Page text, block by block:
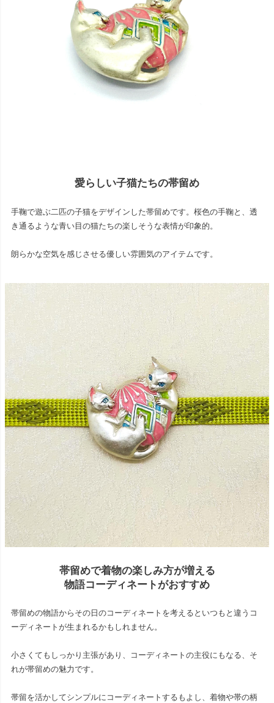
愛らしい子猫たちの帯留め
手鞠で遊ぶ二匹の子猫をデザインした帯留めです。桜色の手鞠と、透
き通るような青い目の猫たちの楽しそうな表情が印象的。
朗らかな空気を感じさせる優しい雰囲気のアイテムです。
帯留めで着物の楽しみ方が増える
物語コーディネートがおすすめ
帯留めの物語からその日のコーディネートを考えるといつもと違うコ
ーディネートが生まれるかもしれません。
小さくてもしっかり主張があり、コーディネートの主役にもなる、そ
れが帯留めの魅力です。
帯留を活かしてシンプルにコーディネートするもよし、着物や帯の柄